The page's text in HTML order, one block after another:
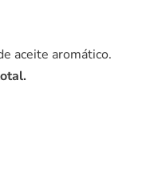
aceite aromático.